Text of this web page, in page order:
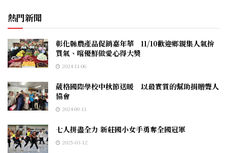
熱門新聞
彰化縣農產品促銷嘉年華 11/10歡迎鄉親集人氣拚
買氣、嚐優鮮做愛心得大獎
2024-11-06
葳格國際學校中秋節送暖 以最實質的幫助捐贈聾人
協會
2024-09-11
七人拼盡全力 新莊國小女手勇奪全國冠軍
2025-03-12